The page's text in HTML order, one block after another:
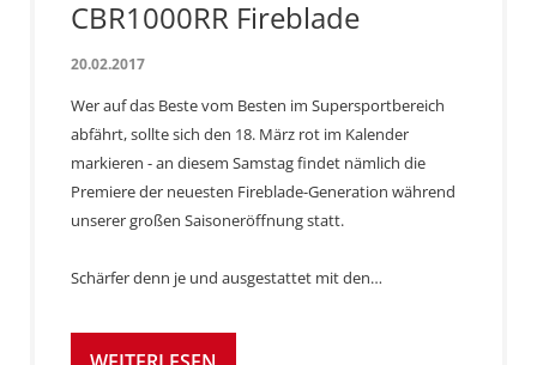
CBR1000RR Fireblade
20.02.2017
Wer auf das Beste vom Besten im Supersportbereich
abfährt, sollte sich den 18. März rot im Kalender
markieren - an diesem Samstag findet nämlich die
Premiere der neuesten Fireblade-Generation während
unserer großen Saisoneröffnung statt.
Schärfer denn je und ausgestattet mit den…